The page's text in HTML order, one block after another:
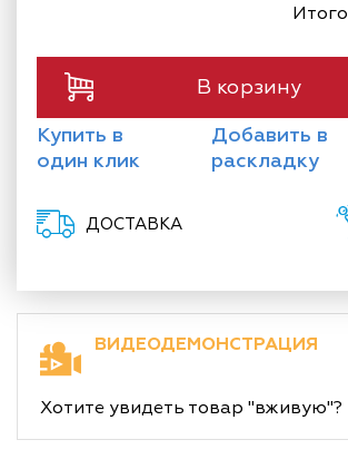
ВИДЕОДЕМОНСТРАЦИЯ
Хотите увидеть товар "вживую"?
В корзину
Купить в
один клик
Добавить в
раскладку
ДОСТАВКА